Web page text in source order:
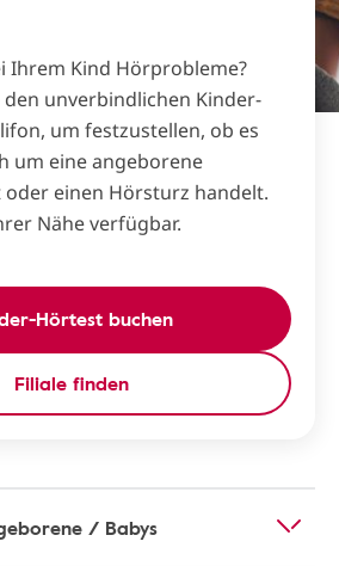
Ihrem Kind Hörprobleme?
den unverbindlichen Kinder-
um festzustellen, ob es
um eine angeborene
einen Hörsturz handelt.
Nähe verfügbar.
Hörtest buchen
Filiale finden
/ Babys